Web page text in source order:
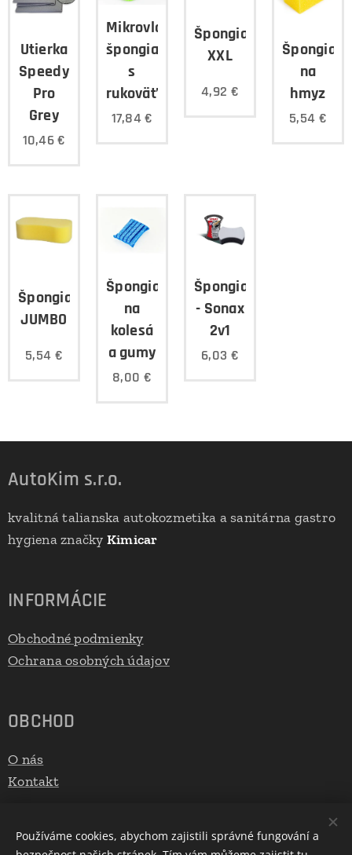
Utierka
Speedy
Pro
Grey
10,46€
Mikrovláknová
špongia
s
rukoväťou
17,84€
Špongia
XXL
4,92 €
Špongia
na
hmyz
5,54 €
Špongia
JUMBO
5,54 €
Špongia
na
kolesá
a gumy
8,00 €
Špongia
- Sonax
2v1
6,03 €
AutoKim s.r.o.
kvalitná talianska autokozmetika a sanitárna gastro
hygiena značky Kimicar
INFORMÁCIE
Obchodné podmienky
Ochrana osobných údajov
OBCHOD
O nás
Kontakt
Email: autokim.info@gmail.com
Používáme cookies, abychom zajistili správné fungování a